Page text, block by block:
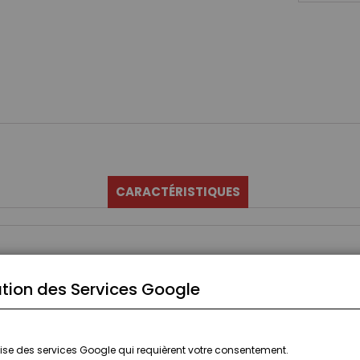
CARACTÉRISTIQUES
des Services Google
des services Google qui requièrent votre consentement.